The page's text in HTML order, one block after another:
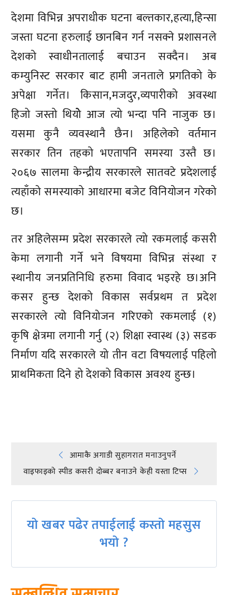
देशमा विभिन्न अपराधीक घटना बल्तकार,हत्या,हिन्सा
जस्ता घटना हरुलाई छानबिन गर्न नसक्ने प्रशासनले
देशको स्वाधीनतालाई बचाउन सक्दैन। अब
कम्युनिस्ट सरकार बाट हामी जनताले प्रगतिको के
अपेक्षा गर्नेत। किसान,मजदुर,व्यपारीको अवस्था
हिजो जस्तो थियोे आज त्यो भन्दा पनि नाजुक छ।
यसमा कुनै व्यवस्थानै छैन। अहिलेको वर्तमान
सरकार तिन तहको भएतापनि समस्या उस्तै छ।
२०६७ सालमा केन्द्रीय सरकारले सातवटे प्रदेशलाई
त्यहाँको समस्याको आधारमा बजेट विनियोजन गरेको
छ।
तर अहिलेसम्म प्रदेश सरकारले त्यो रकमलाई कसरी
केमा लगानी गर्ने भने विषयमा विभिन्न संस्था र
स्थानीय जनप्रतिनिधि हरुमा विवाद भइरहे छ।अनि
कसर हुन्छ देशको विकास सर्वप्रथम त प्रदेश
सरकारले त्यो विनियोजन गरिएको रकमलाई (१)
कृषि क्षेत्रमा लगानी गर्नु (२) शिक्षा स्वास्थ (३) सडक
निर्माण यदि सरकारले यो तीन वटा विषयलाई पहिलो
प्राथमिकता दिने हो देशको विकास अवश्य हुन्छ।
Post
navigation
आमाकै अगाडी सुहागरात मनाउनुपर्ने
वाइफाइको स्पीड कसरी दोब्बर बनाउने केही यस्ता टिप्स
यो खबर पढेर तपाईलाई कस्तो महसुस
भयो ?